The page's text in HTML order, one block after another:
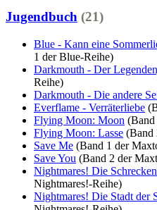
Jugendbuch (21)
Blue - Kann eine
1 der Blue-Reihe)
Darkmouth - Der
Reihe)
Darkmouth - Die andere
Everflame - Verräterliebe
Flying Moon: Moon
Flying Moon: Lasse (Band
Save Me (Band 1 der
Save You (Band 2 der
Nightmares! Die
Nightmares!-Reihe)
Nightmares! Die Stadt der